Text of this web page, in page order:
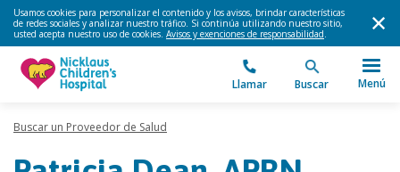
Usamos cookies para personalizar el contenido y los avisos, brindar características
de redes sociales y analizar nuestro tráfico. Si continúa utilizando nuestro sitio,
usted acepta nuestro uso de cookies. Avisos y exenciones de responsabilidad.
Llamar Buscar Menú
Buscar un Proveedor de Salud